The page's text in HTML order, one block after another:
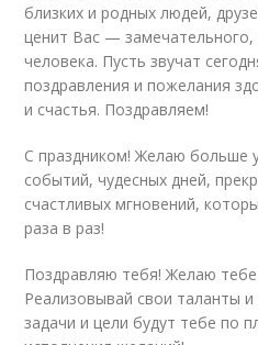
близких и родных людей,
ценит Вас — замечательного,
человека. Пусть звучат
поздравления и пожелания
и счастья. Поздравляем!
С праздником! Желаю больше
событий, чудесных дней,
счастливых мгновений,
раза в раз!
Поздравляю тебя! Желаю
Реализовывай свои таланты
задачи и цели будут тебе по